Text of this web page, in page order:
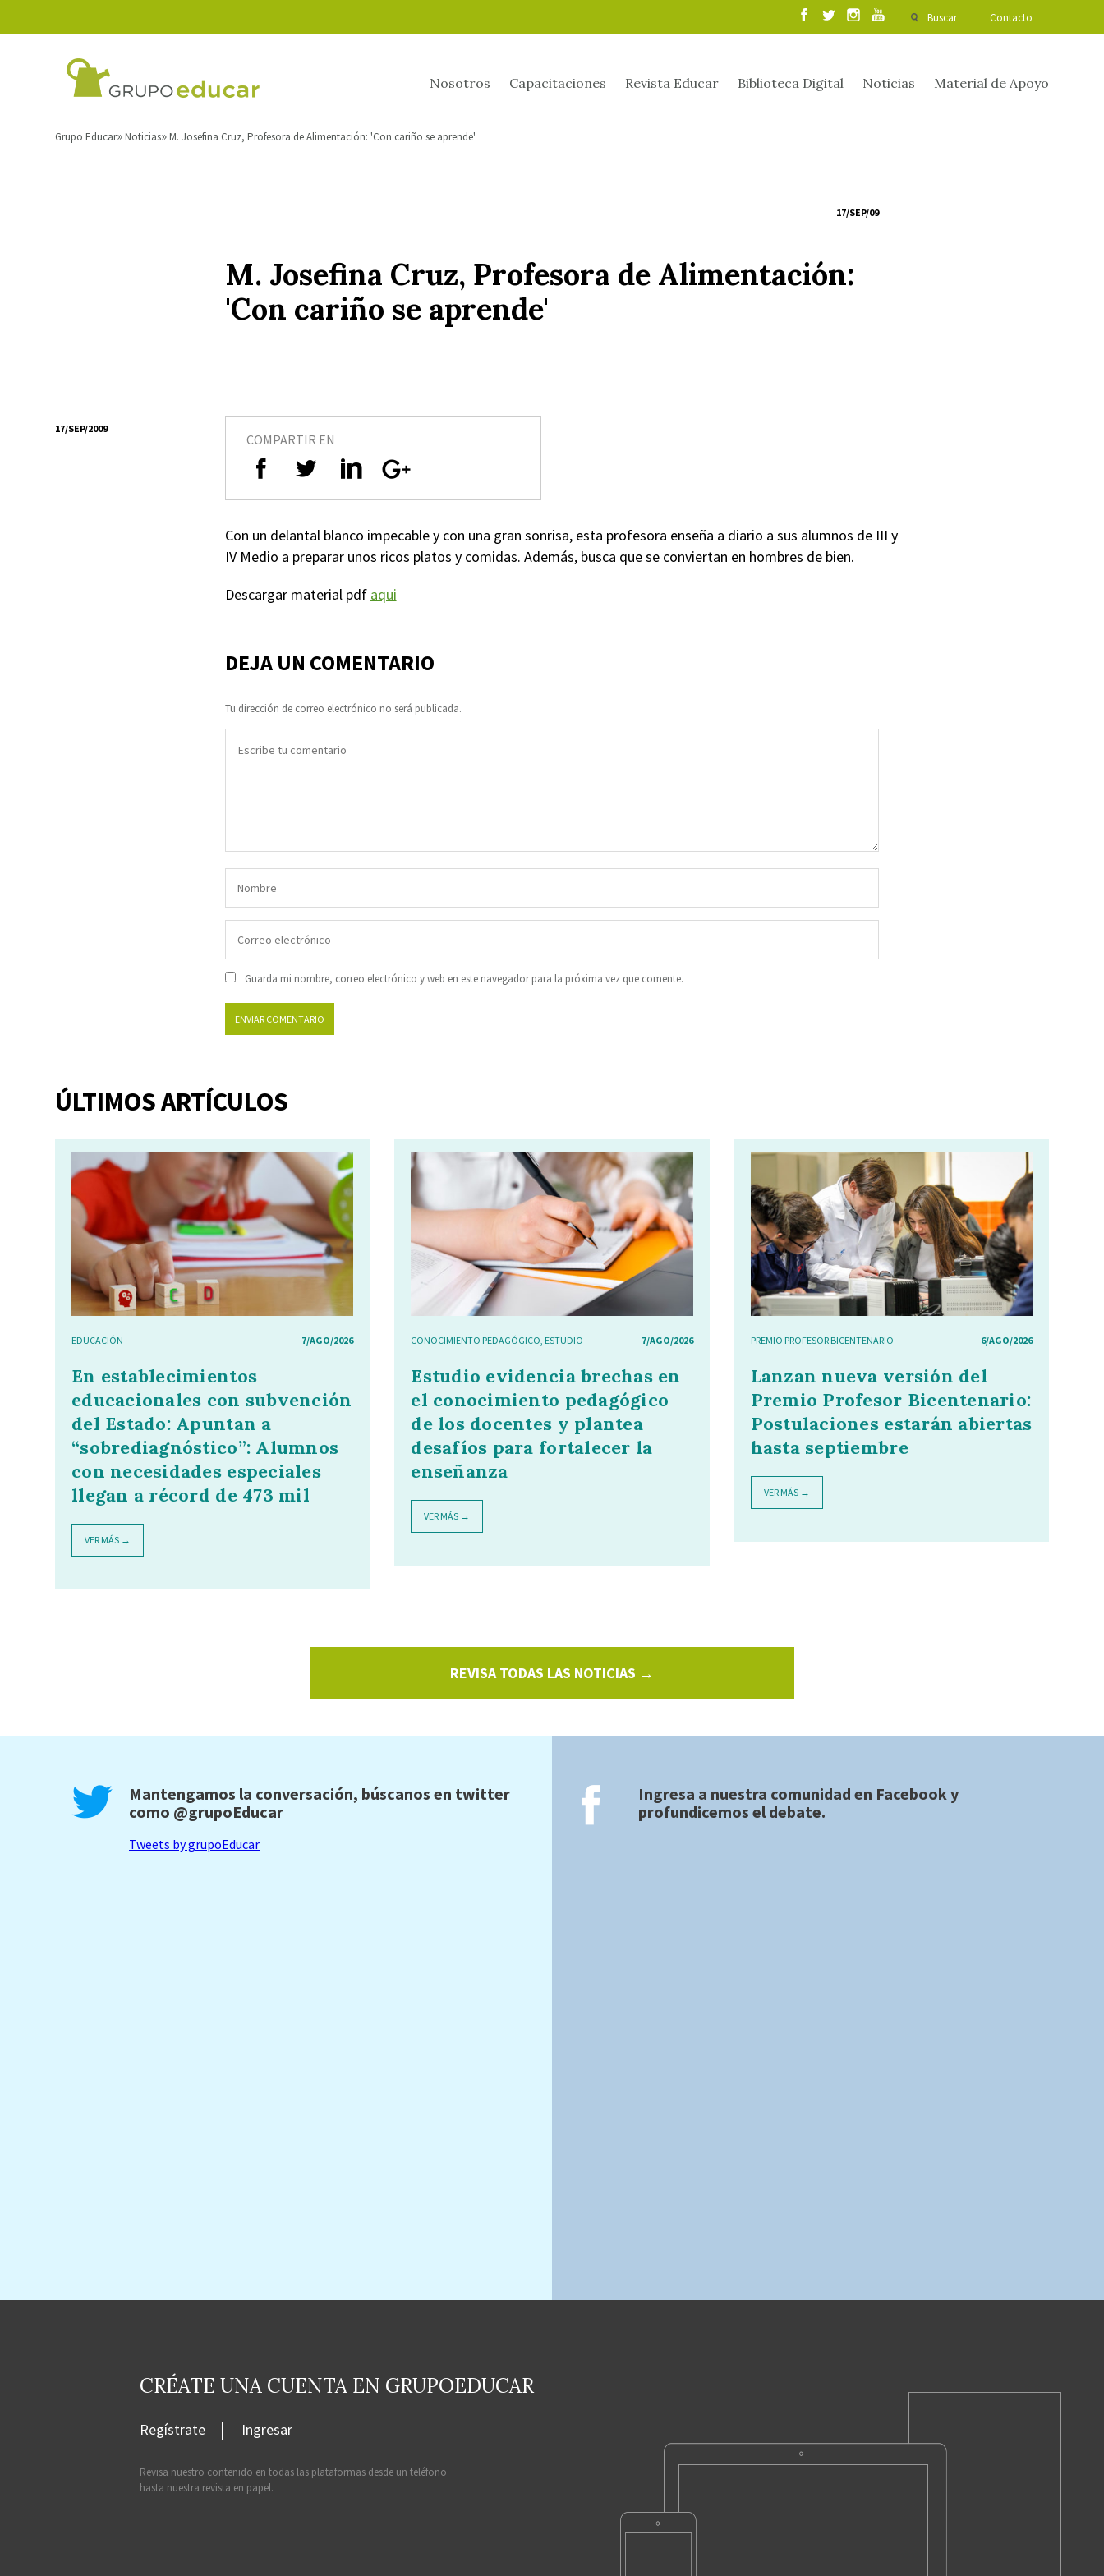
Buscar Contacto
Nosotros Capacitaciones Revista Educar Biblioteca Digital Noticias Material de Apoyo
Grupo Educar Noticias M. Josefina Cruz, Profesora de Alimentación: 'Con cariño se aprende'
17/SEP/09
M. Josefina Cruz, Profesora de Alimentación:
'Con cariño se aprende'
17/SEP/2009
COMPARTIR EN
Con un delantal blanco impecable y con una gran sonrisa, esta profesora enseña a diario a sus alumnos de III y
IV Medio a preparar unos ricos platos y comidas. Además, busca que se conviertan en hombres de bien.
Descargar material pdf aqui
DEJA UN COMENTARIO
Tu dirección de correo electrónico no será publicada.
Guarda mi nombre, correo electrónico y web en este navegador para la próxima vez que comente.
ÚLTIMOS ARTÍCULOS
EDUCACIÓN 7/AGO/2026
En establecimientos
educacionales con subvención
del Estado: Apuntan a
“sobrediagnóstico”: Alumnos
con necesidades especiales
llegan a récord de 473 mil
VER MÁS →
CONOCIMIENTO PEDAGÓGICO, ESTUDIO 7/AGO/2026
Estudio evidencia brechas en
el conocimiento pedagógico
de los docentes y plantea
desafíos para fortalecer la
enseñanza
VER MÁS →
PREMIO PROFESOR BICENTENARIO 6/AGO/2026
Lanzan nueva versión del
Premio Profesor Bicentenario:
Postulaciones estarán abiertas
hasta septiembre
VER MÁS →
REVISA TODAS LAS NOTICIAS →
Mantengamos la conversación, búscanos en twitter
como @grupoEducar
Tweets by grupoEducar
Ingresa a nuestra comunidad en Facebooky
profundicemos el debate.
CRÉATE UNA CUENTA EN GRUPOEDUCAR
Regístrate Ingresar
Revisa nuestro contenido en todas las plataformas desde un teléfono
hasta nuestra revista en papel.